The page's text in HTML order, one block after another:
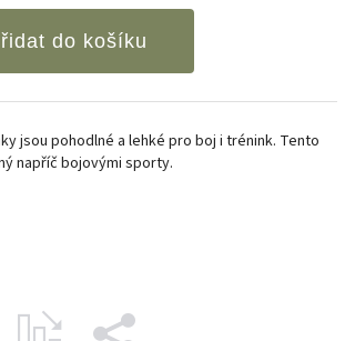
do košíku
jsou pohodlné a lehké pro boj i trénink. Tento
napříč bojovými sporty.